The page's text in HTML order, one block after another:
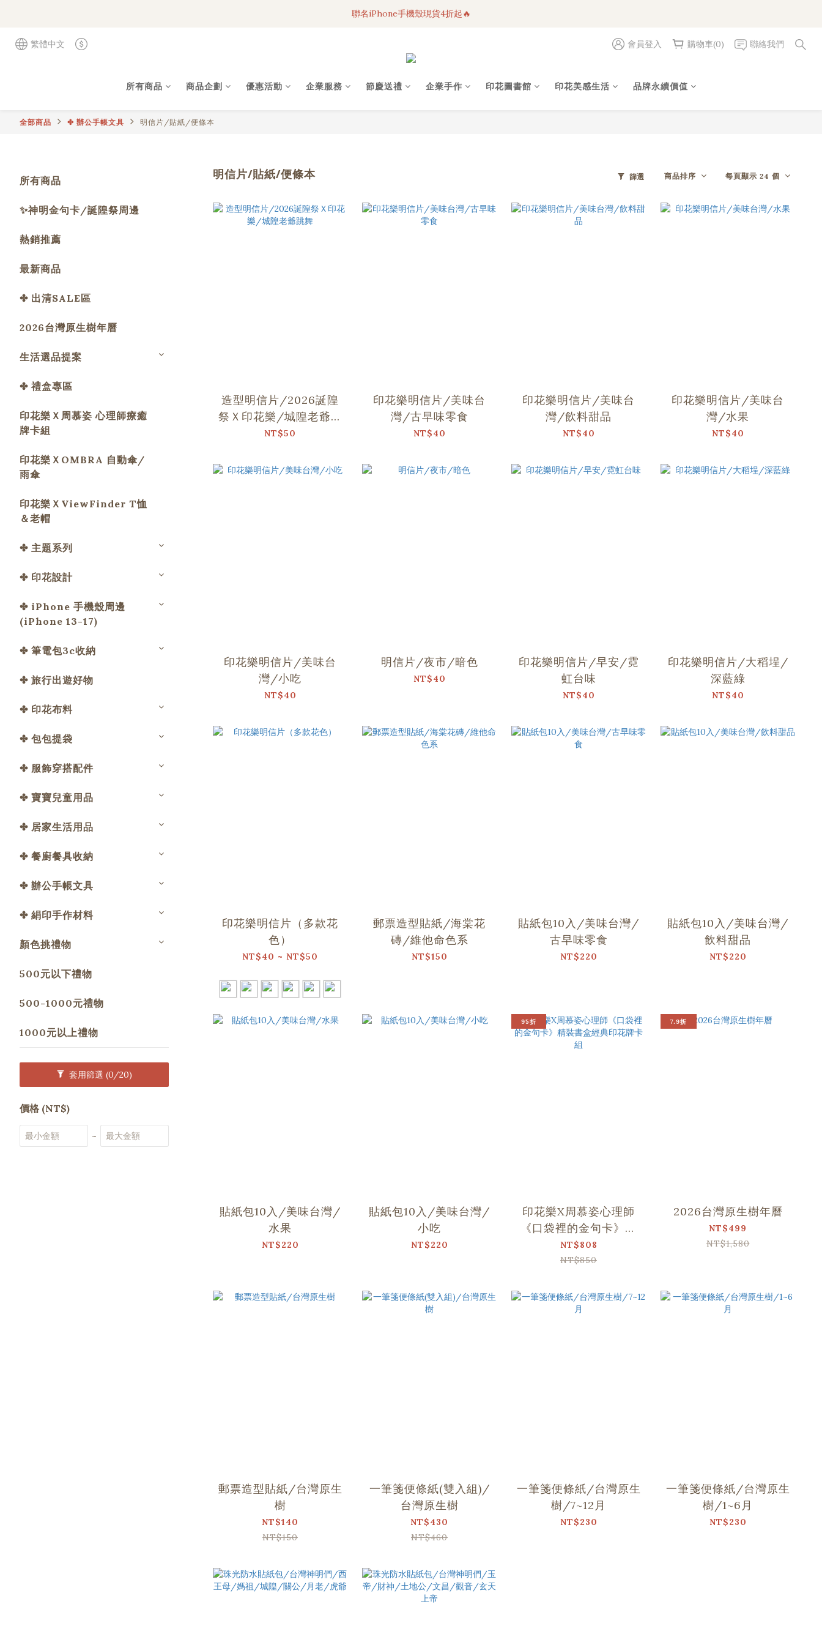
3C科技好物｜任選2件95折！
聯名iPhone手機殼現貨4折起🔥
繁體中文 會員登入 購物車(0) 聯絡我們
所有商品 商品企劃 優惠活動 企業服務 節慶送禮 企業手作 印花圖書館 印花美感生活 品牌永續價值
全部商品 ✤ 辦公手帳文具 明信片/貼紙/便條本
所有商品
✨神明金句卡/誕隍祭周邊
熱銷推薦
最新商品
✤ 出清SALE區
2026台灣原生樹年曆
生活選品提案
✤ 禮盒專區
印花樂Ｘ周慕姿 心理師療癒
牌卡組
印花樂ＸOMBRA 自動傘/
雨傘
印花樂ＸViewFinder T恤
＆老帽
✤ 主題系列
✤ 印花設計
✤ iPhone 手機殼周邊
(iPhone 13-17)
✤ 筆電包3c收納
✤ 旅行出遊好物
✤ 印花布料
✤ 包包提袋
✤ 服飾穿搭配件
✤ 寶寶兒童用品
✤ 居家生活用品
✤ 餐廚餐具收納
✤ 辦公手帳文具
✤ 絹印手作材料
顏色挑禮物
500元以下禮物
500-1000元禮物
1000元以上禮物
套用篩選 (0/20)
價格 (NT$)
~
明信片/貼紙/便條本 篩選 商品排序 每頁顯示 24 個
造型明信片/2026誕隍
祭Ｘ印花樂/城隍老爺跳
舞
NT$50
印花樂明信片/美味台
灣/古早味零食
NT$40
印花樂明信片/美味台
灣/飲料甜品
NT$40
印花樂明信片/美味台
灣/水果
NT$40
印花樂明信片/美味台
灣/小吃
NT$40
明信片/夜市/暗色
NT$40
印花樂明信片/早安/霓
虹台味
NT$40
印花樂明信片/大稻埕/
深藍綠
NT$40
印花樂明信片（多款花
色）
NT$40 ~ NT$50
郵票造型貼紙/海棠花
磚/維他命色系
NT$150
貼紙包10入/美味台灣/
古早味零食
NT$220
貼紙包10入/美味台灣/
飲料甜品
NT$220
貼紙包10入/美味台灣/
水果
NT$220
貼紙包10入/美味台灣/
小吃
NT$220
95折
印花樂X周慕姿心理師
《口袋裡的金句卡》精
裝書盒經典印花牌卡組
NT$808
NT$850
7.9折
2026台灣原生樹年曆
NT$499
NT$1,580
郵票造型貼紙/台灣原生
樹
NT$140
NT$150
一筆箋便條紙(雙入組)/
台灣原生樹
NT$430
NT$460
一筆箋便條紙/台灣原生
樹/7~12月
NT$230
一筆箋便條紙/台灣原生
樹/1~6月
NT$230